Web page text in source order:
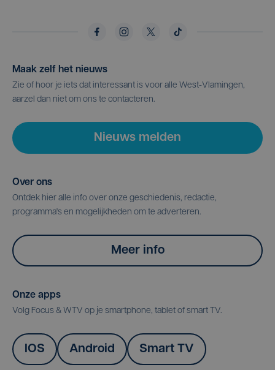
Maak zelf het nieuws
Zie of hoor je iets dat interessant is voor alle West-Vlamingen,
aarzel dan niet om ons te contacteren.
Nieuws melden
Over ons
Ontdek hier alle info over onze geschiedenis, redactie,
programma's en mogelijkheden om te adverteren.
Meer info
Onze apps
Volg Focus & WTV op je smartphone, tablet of smart TV.
IOS Android Smart TV